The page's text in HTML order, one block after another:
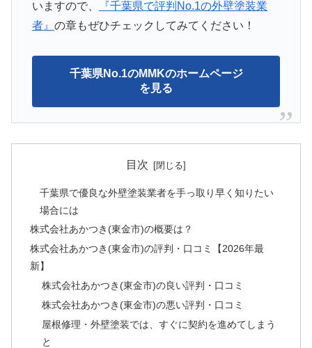
いますので、
『千葉県で評判No.1の外壁塗装業
者』 の章もぜひチェックしてみてください！
千葉県No.1のMMKのホームページ
を見る
目次
千葉県で優良な外壁塗装業者を手っ取り早く知りたい
場合には
株式会社あかつき(東金市)の概要は？
株式会社あかつき(東金市)の評判・口コミ【2026年最
新】
株式会社あかつき(東金市)の良い評判・口コミ
株式会社あかつき(東金市)の悪い評判・口コミ
屋根修理・外壁塗装では、すぐに契約を進めてしまう
と